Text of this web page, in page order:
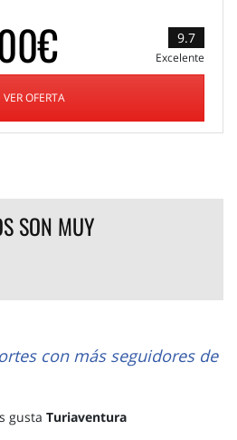
9.7
Excelente
VER OFERTA
SON MUY
con más seguidores de
gusta Turiaventura